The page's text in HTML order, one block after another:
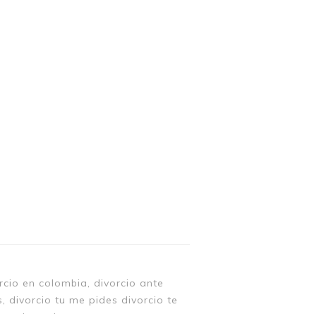
en colombia, divorcio ante
divorcio tu me pides divorcio te